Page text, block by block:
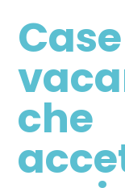
Case
che